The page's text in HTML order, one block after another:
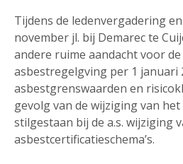
Tijdens de ledenvergadering
november jl. bij Demarec te
andere ruime aandacht voor
asbestregelgving per 1 januari
asbestgrenswaarden en
gevolg van de wijziging van
stilgestaan bij de a.s. wijziging
asbestcertificatieschema’s.